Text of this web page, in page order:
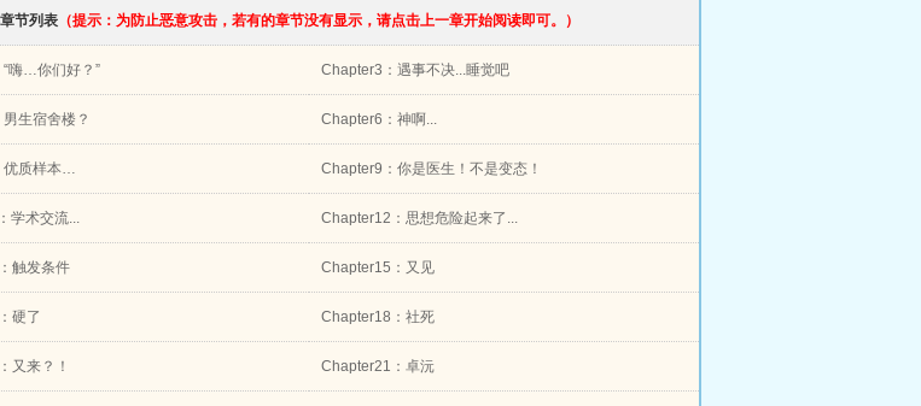
节列表（提示：为防止恶意攻击，若有的章节没有显示，请点击上一章开始阅读即可。）
嗨…你们好？” Chapter3：遇事不决...睡觉吧
生宿舍楼？ Chapter6：神啊...
优质样本… Chapter9：你是医生！不是变态！
学术交流... Chapter12：思想危险起来了...
触发条件 Chapter15：又见
硬了 Chapter18：社死
又来？！ Chapter21：卓沅